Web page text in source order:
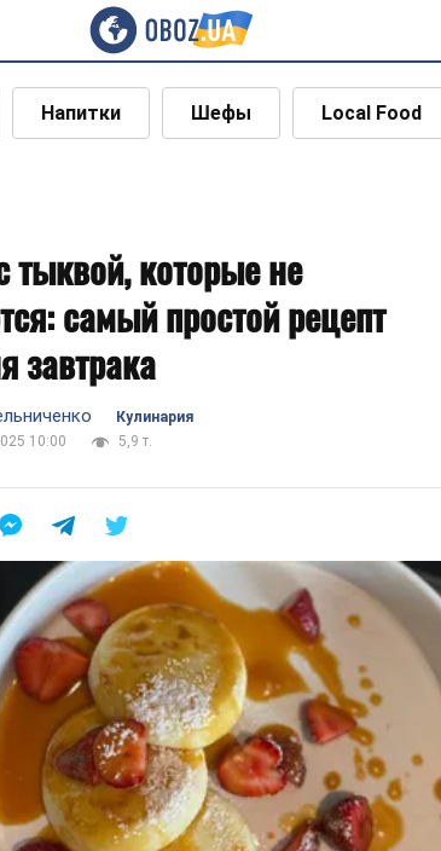
Напитки Шефы Local Food
тыквой, которые не
самый простой рецепт
завтрака
Кулинария
10:00
5,9 т.